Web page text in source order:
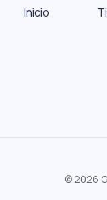
Inicio
© 2026